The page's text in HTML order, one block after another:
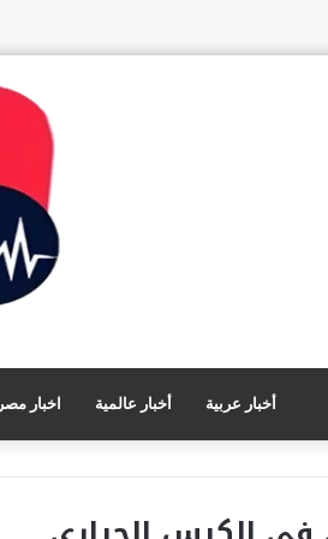
أخبار عربية أخبار عالمية اخبار مصر